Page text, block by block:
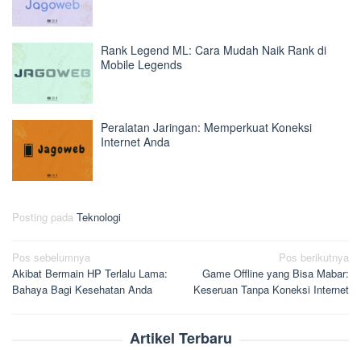
Rank Legend ML: Cara Mudah Naik Rank di
Mobile Legends
Peralatan Jaringan: Memperkuat Koneksi
Internet Anda
Posting pada Teknologi
Navigasi
pos
Pos sebelumnya
Akibat Bermain HP Terlalu Lama:
Bahaya Bagi Kesehatan Anda
Pos berikutnya
Game Offline yang Bisa Mabar:
Keseruan Tanpa Koneksi Internet
Artikel Terbaru